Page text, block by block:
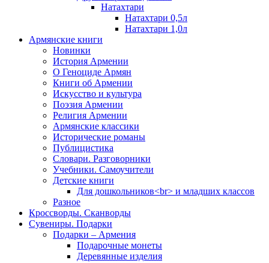
Натахтари
Натахтари 0,5л
Натахтари 1,0л
Армянские книги
Новинки
История Армении
О Геноциде Армян
Книги об Армении
Иcкусство и культура
Поэзия Армении
Религия Армении
Армянские классики
Исторические романы
Публицистика
Словари. Разговорники
Учебники. Самоучители
Детские книги
Для дошкольников<br> и младших классов
Разное
Кроссворды. Сканворды
Сувениры. Подарки
Подарки – Армения
Подарочные монеты
Деревянные изделия